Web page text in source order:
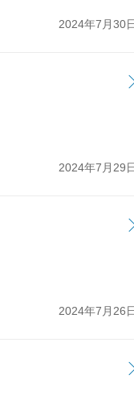
2024年7月30
2024年7月29
2024年7月26